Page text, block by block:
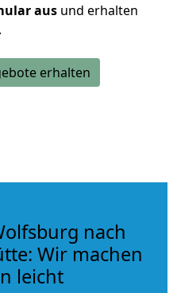
aus und erhalten
erhalten
nach
Wir machen
leicht